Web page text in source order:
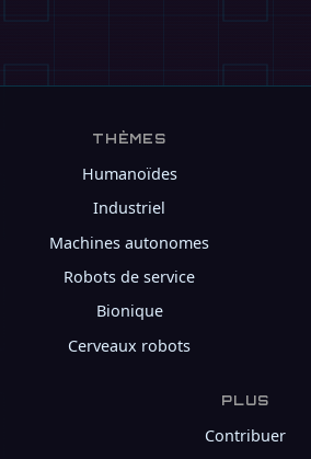
THÈMES
Humanoïdes
Industriel
Machines autonomes
Robots de service
Bionique
Cerveaux robots
PLUS
Contribuer